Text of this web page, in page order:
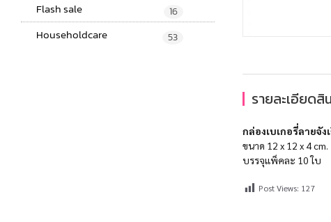
Flash sale 16
Householdcare 53
รายละเอียดสิ
กล่องเบเกอรี่ลายจัง
ขนาด 12 x 12 x 4 cm.
บรรจุแพ็คละ 10 ใบ
Post Views: 127